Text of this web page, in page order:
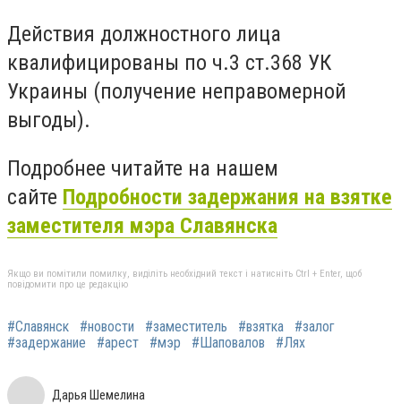
Действия должностного лица
квалифицированы по ч.3 ст.368 УК
Украины (получение неправомерной
выгоды).
Подробнее читайте на нашем
сайте Подробности задержания на взятке
заместителя мэра Славянска
Якщо ви помітили помилку, виділіть необхідний текст і натисніть Ctrl + Enter, щоб
повідомити про це редакцію
#Славянск #новости #заместитель #взятка
#залог
#задержание
#арест #мэр #Шаповалов #Лях
Дарья Шемелина